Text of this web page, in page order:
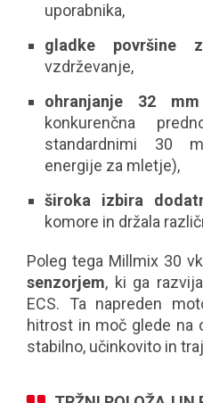
uporabnika,
gladke površine
vzdrževanje,
ohranjanje 32
konkurenčna
standardnimi 30
energije za mletje),
široka izbira
komore in držala
Poleg tega Millmix 30
senzorjem, ki ga
ECS. Ta napreden
hitrost in moč glede na
stabilno, učinkovito in